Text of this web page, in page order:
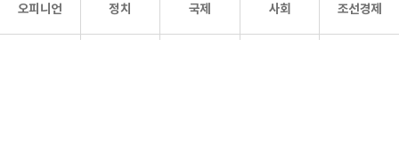
오피니언 정치 국제 사회 조선경제